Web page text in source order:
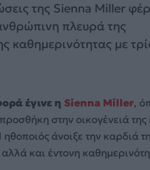
της Sienna Miller
πλευρά της
καθημερινότητας με
έγινε η Sienna Miller,
στην οικογένειά
άνοιξε την καρδιά
και έντονη